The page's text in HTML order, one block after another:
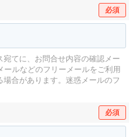
必須
てに、お問合せ内容の確認メー
ールなどのフリーメールをご利用
合があります。 迷惑メールのフ
必須